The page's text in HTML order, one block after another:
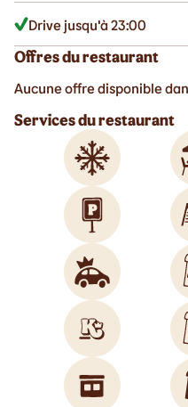
Drive jusqu'à 23:00
Offres du restaurant
Aucune offre disponible
Services du restaurant